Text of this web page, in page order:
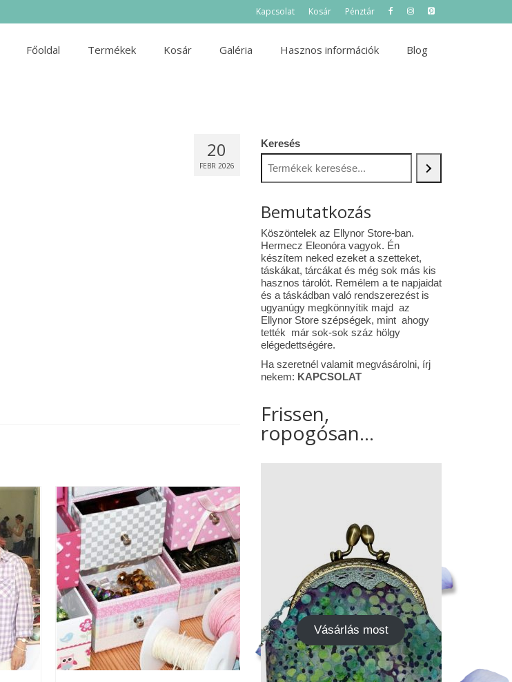
Kapcsolat Kosár Pénztár
Főoldal Termékek Kosár Galéria Hasznos információk Blog
20
FEBR 2026
Keresés
Bemutatkozás
Köszöntelek az Ellynor Store-ban.
Hermecz Eleonóra vagyok. Én
készítem neked ezeket a szetteket,
táskákat, tárcákat és még sok más kis
hasznos tárolót. Remélem a te napjaidat
és a táskádban való rendszerezést is
ugyanúgy megkönnyítik majd az
Ellynor Store szépségek, mint ahogy
tették már sok-sok száz hölgy
elégedettségére.
Ha szeretnél valamit megvásárolni, írj
nekem: KAPCSOLAT
Frissen,
ropogósan...
Vásárlás most